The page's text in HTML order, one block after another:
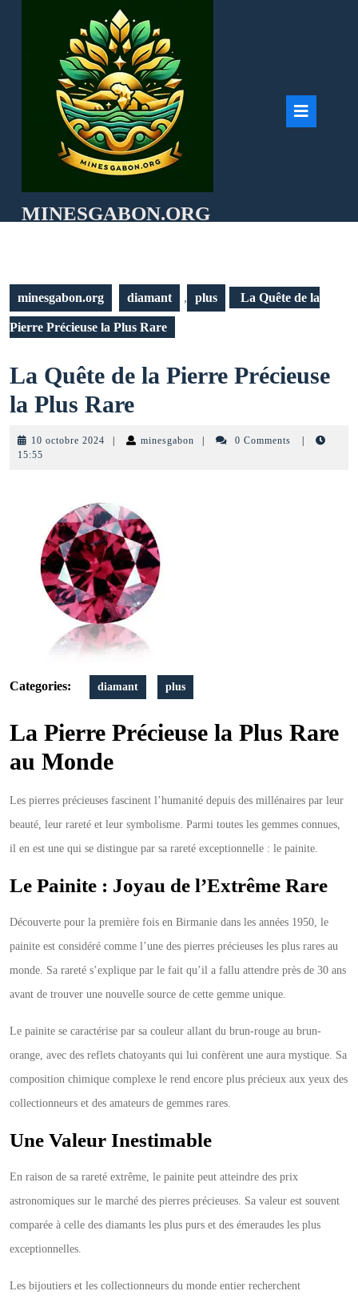
MINESGABON.ORG
minesgabon.org diamant , plus La Quête de la
Pierre Précieuse la Plus Rare
La Quête de la Pierre Précieuse
la Plus RareLa
Quête
Pierre
Précieuse
la
Plus
Rare
10 octobre 2024 10
minesgabon minesgabon0 Comments
15:55
Categories: diamant plus
La Pierre Précieuse la Plus Rare
au Monde
Les pierres précieuses fascinent l’humanité depuis des millénaires par leur
beauté, leur rareté et leur symbolisme. Parmi toutes les gemmes connues,
il en est une qui se distingue par sa rareté exceptionnelle : le painite.
Le Painite : Joyau de l’Extrême Rare
Découverte pour la première fois en Birmanie dans les années 1950, le
painite est considéré comme l’une des pierres précieuses les plus rares au
monde. Sa rareté s’explique par le fait qu’il a fallu attendre près de 30 ans
avant de trouver une nouvelle source de cette gemme unique.
Le painite se caractérise par sa couleur allant du brun-rouge au brun-
orange, avec des reflets chatoyants qui lui confèrent une aura mystique. Sa
composition chimique complexe le rend encore plus précieux aux yeux des
collectionneurs et des amateurs de gemmes rares.
Une Valeur Inestimable
En raison de sa rareté extrême, le painite peut atteindre des prix
astronomiques sur le marché des pierres précieuses. Sa valeur est souvent
comparée à celle des diamants les plus purs et des émeraudes les plus
exceptionnelles.
Les bijoutiers et les collectionneurs du monde entier recherchent